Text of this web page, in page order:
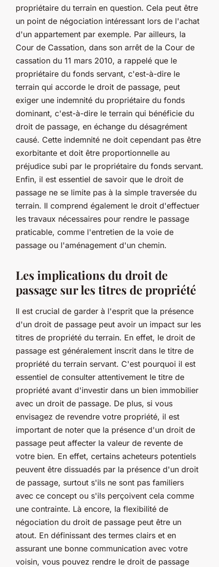
propriétaire du terrain en question. Cela peut être
un point de négociation intéressant lors de l'achat
d'un appartement par exemple. Par ailleurs, la
Cour de Cassation, dans son arrêt de la Cour de
cassation du 11 mars 2010, a rappelé que le
propriétaire du fonds servant, c'est-à-dire le
terrain qui accorde le droit de passage, peut
exiger une indemnité du propriétaire du fonds
dominant, c'est-à-dire le terrain qui bénéficie du
droit de passage, en échange du désagrément
causé. Cette indemnité ne doit cependant pas être
exorbitante et doit être proportionnelle au
préjudice subi par le propriétaire du fonds servant.
Enfin, il est essentiel de savoir que le droit de
passage ne se limite pas à la simple traversée du
terrain. Il comprend également le droit d'effectuer
les travaux nécessaires pour rendre le passage
praticable, comme l'entretien de la voie de
passage ou l'aménagement d'un chemin.
Les implications du droit de
passage sur les titres de propriété
Il est crucial de garder à l'esprit que la présence
d'un droit de passage peut avoir un impact sur les
titres de propriété du terrain. En effet, le droit de
passage est généralement inscrit dans le titre de
propriété du terrain servant. C'est pourquoi il est
essentiel de consulter attentivement le titre de
propriété avant d'investir dans un bien immobilier
avec un droit de passage. De plus, si vous
envisagez de revendre votre propriété, il est
important de noter que la présence d'un droit de
passage peut affecter la valeur de revente de
votre bien. En effet, certains acheteurs potentiels
peuvent être dissuadés par la présence d'un droit
de passage, surtout s'ils ne sont pas familiers
avec ce concept ou s'ils perçoivent cela comme
une contrainte. Là encore, la flexibilité de
négociation du droit de passage peut être un
atout. En définissant des termes clairs et en
assurant une bonne communication avec votre
voisin, vous pouvez rendre le droit de passage